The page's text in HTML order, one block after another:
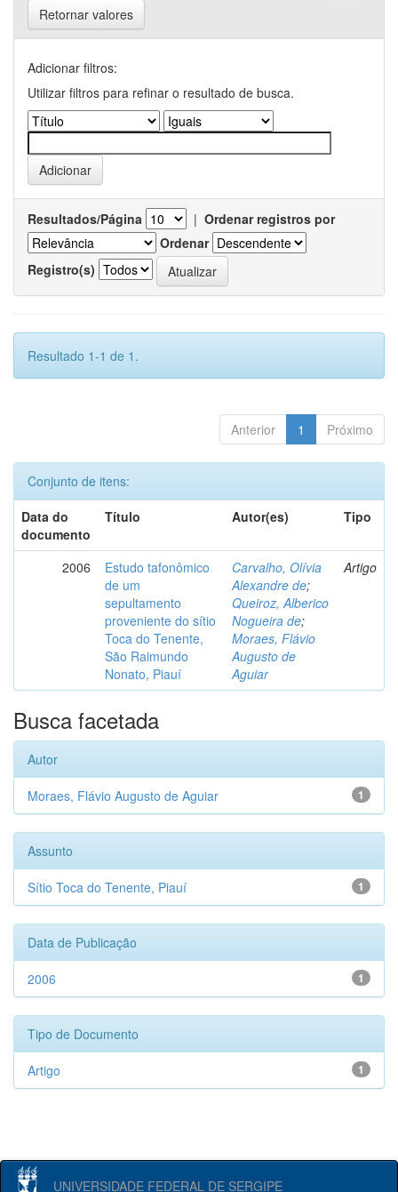
Retornar valores
Adicionar filtros:
Utilizar filtros para refinar o resultado de busca.
Resultados/Página | Ordenar registros por
Ordenar
Registro(s)
Resultado 1-1 de 1.
Anterior 1 Próximo
Conjunto de itens:
Data do
documento
Título Autor(es) Tipo
2006
Estudo tafonômico
de um
sepultamento
proveniente do sítio
Toca do Tenente,
São Raimundo
Nonato, Piauí
Carvalho, Olívia
Alexandre de;
Queiroz, Alberico
Nogueira de;
Moraes, Flávio
Augusto de
Aguiar
Artigo
Busca facetada
Autor
1
Moraes, Flávio Augusto de Aguiar
Assunto
1
Sítio Toca do Tenente, Piauí
Data de Publicação
1
2006
Tipo de Documento
1
Artigo
UNIVERSIDADE FEDERAL DE SERGIPE